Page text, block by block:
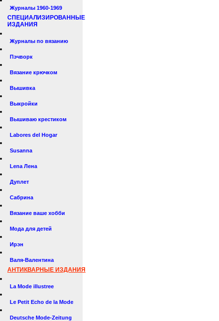
Журналы 1960-1969
СПЕЦИАЛИЗИРОВАННЫЕ
ИЗДАНИЯ
Журналы по вязанию
Пэчворк
Вязание крючком
Вышивка
Выкройки
Вышиваю крестиком
Labores del Hogar
Susanna
Lena Лена
Дуплет
Сабрина
Вязание ваше хобби
Мода для детей
Ирэн
Валя-Валентина
АНТИКВАРНЫЕ ИЗДАНИЯ
La Mode illustree
Le Petit Echo de la Mode
Deutsche Mode-Zeitung